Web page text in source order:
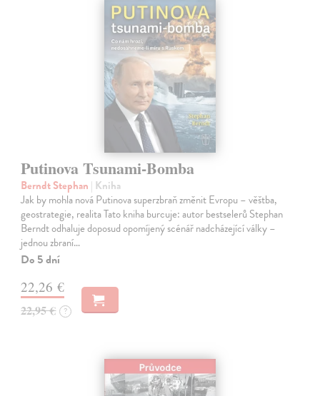
Putinova Tsunami-Bomba
Berndt Stephan | Kniha
Jak by mohla nová Putinova superzbraň změnit Evropu – věštba,
geostrategie, realita Tato kniha burcuje: autor bestselerů Stephan
Berndt odhaluje doposud opomíjený scénář nadcházející války –
jednou zbraní…
Do 5 dní
22,26 €
22,95 € ?